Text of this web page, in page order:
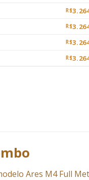
R$
R$
R$
R$
Ares M4 Full